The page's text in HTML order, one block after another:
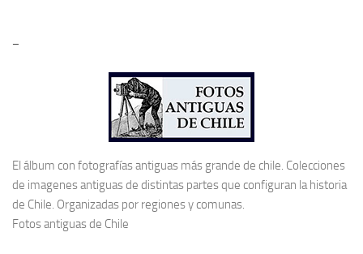
–
El álbum con fotografías antiguas más grande de chile. Colecciones
de imagenes antiguas de distintas partes que configuran la historia
de Chile. Organizadas por regiones y comunas.
Fotos antiguas de Chile